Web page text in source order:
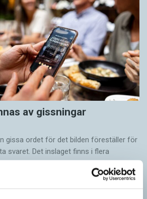
av gissningar
gissa ordet för det bilden föreställer för
svaret. Det inslaget finns i flera